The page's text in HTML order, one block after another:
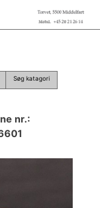
Søg katagori
nr.: